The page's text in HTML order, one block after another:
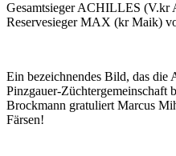
Gesamtsieger ACHILLES (V.kr
Reservesieger MAX (kr Maik)
Ein bezeichnendes Bild, das die
Pinzgauer-Züchtergemeinschaft
Brockmann gratuliert Marcus
Färsen!